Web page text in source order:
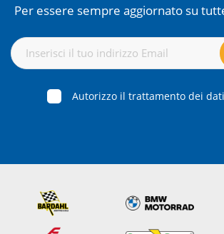
Per essere sempre aggiornato su
Autorizzo il trattamento dei